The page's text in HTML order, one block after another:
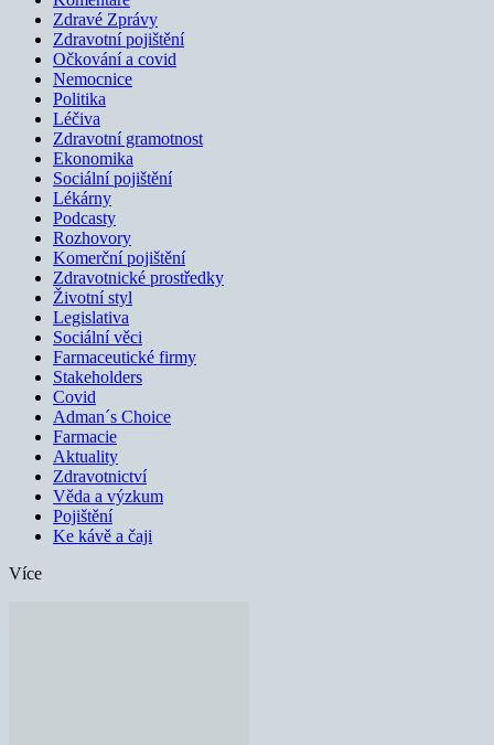
Zdravé Zprávy
Zdravotní pojištění
Očkování a covid
Nemocnice
Politika
Léčiva
Zdravotní gramotnost
Ekonomika
Sociální pojištění
Lékárny
Podcasty
Rozhovory
Komerční pojištění
Zdravotnické prostředky
Životní styl
Legislativa
Sociální věci
Farmaceutické firmy
Stakeholders
Covid
Adman´s Choice
Farmacie
Aktuality
Zdravotnictví
Věda a výzkum
Pojištění
Ke kávě a čaji
Více